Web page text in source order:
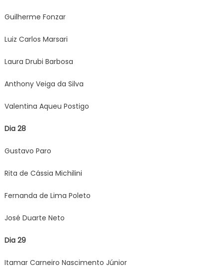
Guilherme Fonzar
Luiz Carlos Marsari
Laura Drubi Barbosa
Anthony Veiga da Silva
Valentina Aqueu Postigo
Dia 28
Gustavo Paro
Rita de Cássia Michilini
Fernanda de Lima Poleto
José Duarte Neto
Dia 29
Itamar Carneiro Nascimento Júnior